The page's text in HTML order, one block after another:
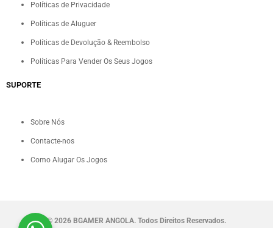
Políticas de Privacidade
Políticas de Aluguer
Políticas de Devolução & Reembolso
Políticas Para Vender Os Seus Jogos
SUPORTE
Sobre Nós
Contacte-nos
Como Alugar Os Jogos
© 2026 BGAMER ANGOLA. Todos Direitos Reservados.